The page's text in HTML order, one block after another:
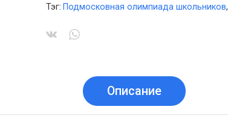
Тэг: Подмосковная олимпиада школьников,
Описание